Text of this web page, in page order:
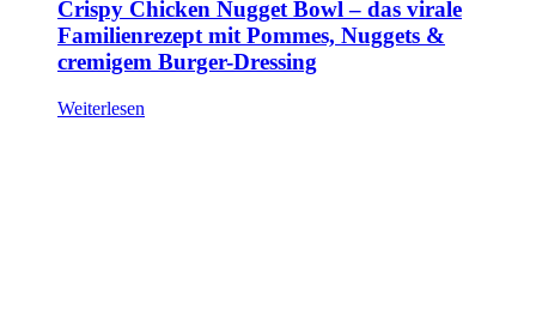
Crispy Chicken Nugget Bowl – das virale
Familienrezept mit Pommes, Nuggets &
cremigem Burger-Dressing
Weiterlesen